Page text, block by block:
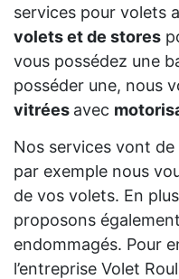
services pour volets
volets et de stores
vous possédez une
posséder une, nous
vitrées avec
Nos services vont de
par exemple nous
de vos volets. En
proposons
endommagés. Pour
l’entreprise Volet